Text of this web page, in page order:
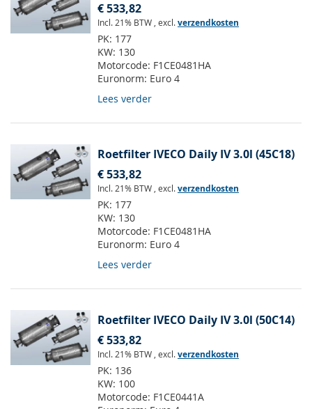
€ 533,82
Incl. 21% BTW , excl.verzendkosten
PK: 177
KW: 130
Motorcode: F1CE0481HA
Euronorm: Euro 4
Lees verder
Roetfilter IVECO Daily IV 3.0l (45C18)
€ 533,82
Incl. 21% BTW , excl.verzendkosten
PK: 177
KW: 130
Motorcode: F1CE0481HA
Euronorm: Euro 4
Lees verder
Roetfilter IVECO Daily IV 3.0l (50C14)
€ 533,82
Incl. 21% BTW , excl.verzendkosten
PK: 136
KW: 100
Motorcode: F1CE0441A